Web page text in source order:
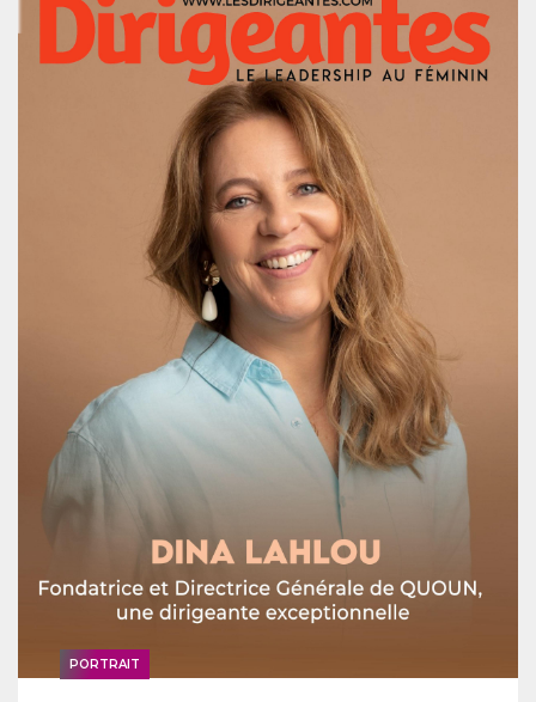
PORTRAIT